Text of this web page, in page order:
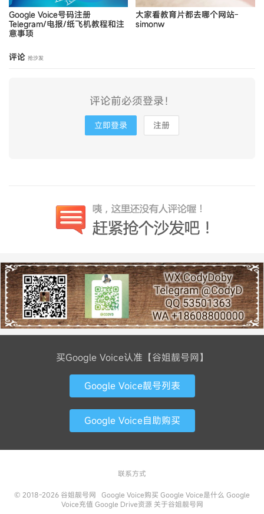
Google Voice号码注册
Telegram/电报/纸飞机教程和注
意事项
大家看教育片都去哪个网站-
simonw
评论 抢沙发
评论前必须登录！
立即登录 注册
买Google Voice认准【谷姐靓号网】
Google Voice靓号列表
Google Voice自助购买
联系方式
© 2018-2026 谷姐靓号网 Google Voice购买 Google Voice是什么 Google
Voice充值 Google Drive资源 关于谷姐靓号网